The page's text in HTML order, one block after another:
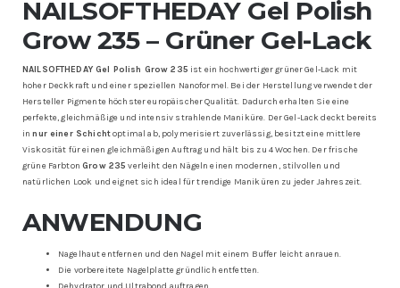
NAILSOFTHEDAY Gel Polish
Grow 235 – Grüner Gel-Lack
NAILSOFTHEDAY Gel Polish Grow 235 ist ein hochwertiger grüner Gel-Lack mit
hoher Deckkraft und einer speziellen Nanoformel. Bei der Herstellung verwendet der
Hersteller Pigmente höchster europäischer Qualität. Dadurch erhalten Sie eine
perfekte, gleichmäßige und intensiv strahlende Maniküre. Der Gel-Lack deckt bereits
innur einer Schichtoptimal ab, polymerisiert zuverlässig, besitzt eine mittlere
Viskosität für einen gleichmäßigen Auftrag und hält bis zu 4 Wochen. Der frische
grüne FarbtonGrow 235 verleiht den Nägeln einen modernen, stilvollen und
natürlichen Look und eignet sich ideal für trendige Maniküren zu jeder Jahreszeit.
ANWENDUNG
Nagelhaut entfernen und den Nagel mit einem Buffer leicht anrauen.
Die vorbereitete Nagelplatte gründlich entfetten.